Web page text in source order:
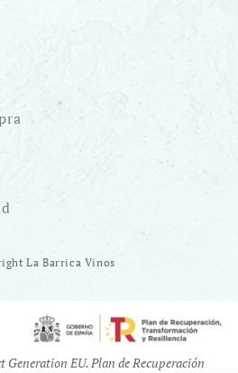
La Barrica Vinos
Generation EU. Plan de Recuperación